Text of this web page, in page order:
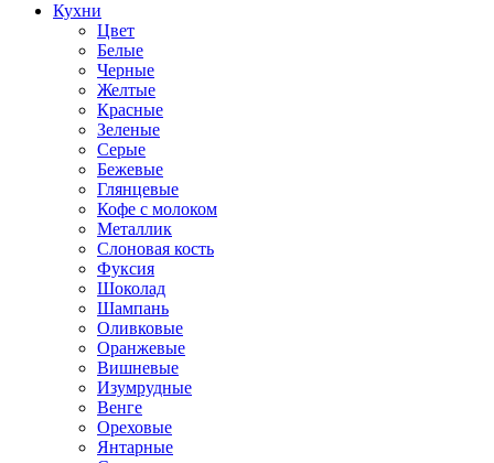
Кухни
Цвет
Белые
Черные
Желтые
Красные
Зеленые
Серые
Бежевые
Глянцевые
Кофе с молоком
Металлик
Слоновая кость
Фуксия
Шоколад
Шампань
Оливковые
Оранжевые
Вишневые
Изумрудные
Венге
Ореховые
Янтарные